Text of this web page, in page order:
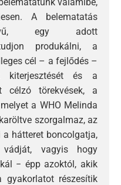
A belematatás
egy adott
produkálni, a
cél – a fejlődés –
kiterjesztését és a
célzó törekvések, a
a WHO Melinda
szorgalmaz, az
hátteret boncolgatja,
vagyis hogy
− épp azoktól, akik
részesítik